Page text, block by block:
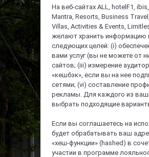
На веб-сайтах ALL, hotelF1,
Mantra, Resorts, Business
Villas, Activities & Events,
желают хранить информацию
следующих целей: (i)
вами услуг (вы не можете от
сайтов; (iii) измерение
«кешбэк», если вы на нее
сетями; (vi) составление
рекламы. Для каждого из
выбрать подходящие
Если вы соглашаетесь на
будет обрабатывать ваш
«хеш-функции» (hashed) в
участии в программе